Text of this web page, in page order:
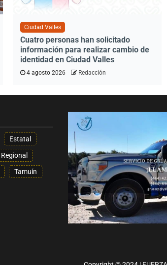
Ciudad Valles
Cuatro personas han solicitado
información para realizar cambio de
identidad en Ciudad Valles
4 agosto 2026 Redacción
Estatal
Regional
Tamuín